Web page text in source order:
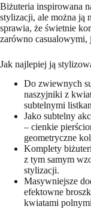
Biżuteria inspirowana
stylizacji, ale można ją
sprawia, że świetnie
zarówno casualowymi,
Jak najlepiej ją
Do zwiewnych
naszyjniki z
subtelnymi
Jako subtelny
– cienkie
geometryczne
Komplety
z tym samym
stylizacji.
Masywniejsze
efektowne
kwiatami